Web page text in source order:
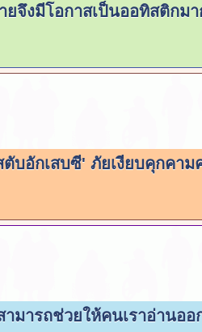
ยจึงมีโอกาสเป็นออทิสติกม
ตับอักเสบซี' ภัยเงียบคุกคา
ามารถช่วยให้คนเราอ่านอ